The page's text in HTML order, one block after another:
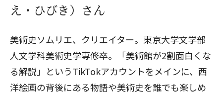
え・ひびき）さん
美術史ソムリエ、クリエイター。東京大学文学部
人文学科美術史学専修卒。「美術館が2割面白くな
る解説」というTikTokアカウントをメインに、西
洋絵画の背後にある物語や美術史を誰でも楽しめ